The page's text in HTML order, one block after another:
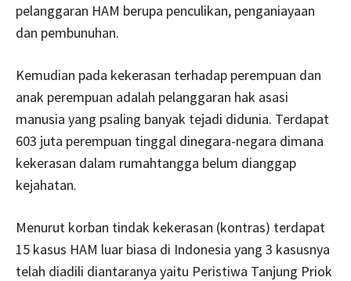
pelanggaran HAM berupa penculikan, penganiayaan
dan pembunuhan.
Kemudian pada kekerasan terhadap perempuan dan
anak perempuan adalah pelanggaran hak asasi
manusia yang psaling banyak tejadi didunia. Terdapat
603 juta perempuan tinggal dinegara-negara dimana
kekerasan dalam rumahtangga belum dianggap
kejahatan.
Menurut korban tindak kekerasan (kontras) terdapat
15 kasus HAM luar biasa di Indonesia yang 3 kasusnya
telah diadili diantaranya yaitu Peristiwa Tanjung Priok